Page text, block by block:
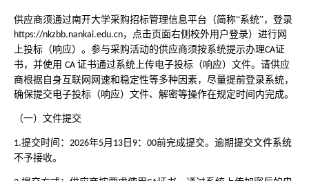
供应商须通过南开大学采购招标管理信息平台（简称“系统”，登录
https://nkzbb.nankai.edu.cn，点击页面右侧校外用户登录）进行网
上投标（响应）。参与采购活动的供应商须按系统提示办理CA证
书，并使用 CA 证书通过系统上传电子投标（响应）文件。请供应
商根据自身互联网网速和稳定性等多种因素，尽量提前登录系统，
确保提交电子投标（响应）文件、解密等操作在规定时间内完成。
（一）文件提交
1.提交时间： 2026年5月 13 日 9： 00前完成提交。逾期提交文件系统
不予接收。